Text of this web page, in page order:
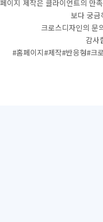
이지 제작은 클라이언트의 만
보다 궁금
크로스디자인의 문
감사
#홈페이지#제작#반응형#크